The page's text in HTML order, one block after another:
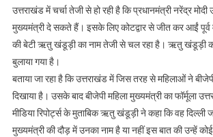
उत्तराखंड में चर्चा तेजी से हो रही है कि प्रधानमंत्री नरेंद्र मोदी
मुख्यमंत्री दे सकते हैं। इसके लिए कोटद्वार से जीत कर आईं पूर्व
की बेटी ऋतु खंडूड़ी का नाम तेजी से चल रहा है। ऋतु खंडूड़ी
बुलाया गया है।
बताया जा रहा है कि उत्तराखंड में जिस तरह से महिलाओं ने
दिखाया है। उसके बाद बीजेपी महिला मुख्यमंत्री का फॉर्मूला
मीडिया रिपोर्ट्स के मुताबिक ऋतु खंडूड़ी ने कहा कि वह दिल्ली
मुख्यमंत्री की दौड़ में उनका नाम है या नहीं इस बात की उन्हें